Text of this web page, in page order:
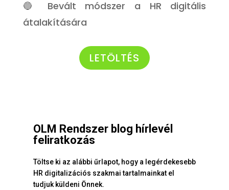
🔵 Bevált módszer a HR digitális
átalakítására
LETÖLTÉS
OLM Rendszer blog hírlevél
feliratkozás
Töltse ki az alábbi űrlapot, hogy a legérdekesebb
HR digitalizációs szakmai tartalmainkat el
tudjuk küldeni Önnek.